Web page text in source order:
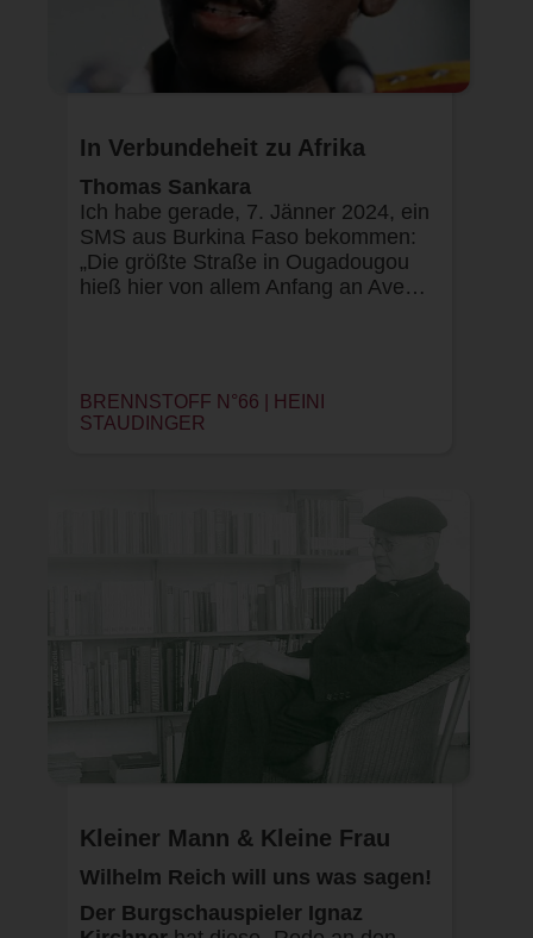
In Verbundeheit zu Afrika
Thomas Sankara
Ich habe gerade, 7. Jänner 2024, ein
SMS aus Burkina Faso bekommen:
„Die größte Straße in Ougadougou
hieß hier von allem Anfang an Ave…
BRENNSTOFF N°66 |
HEINI
STAUDINGER
Kleiner Mann & Kleine Frau
Wilhelm Reich will uns was sagen!
Der Burgschauspieler Ignaz